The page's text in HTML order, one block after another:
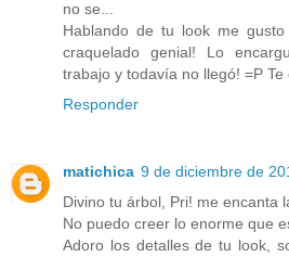
no se...
Hablando de tu look me
craquelado genial! Lo
trabajo y todavía no llegó! =P Te
Responder
matichica 9 de diciembre de
Divino tu árbol, Pri! me encanta
No puedo creer lo enorme que
Adoro los detalles de tu look,